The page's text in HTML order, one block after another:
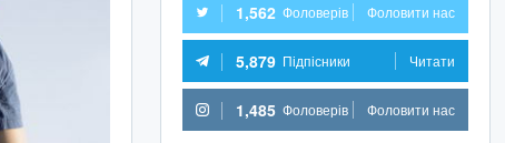
1,562 Фоловерів Фоловити нас
5,879 Підпісники Читати
1,485 Фоловерів Фоловити нас